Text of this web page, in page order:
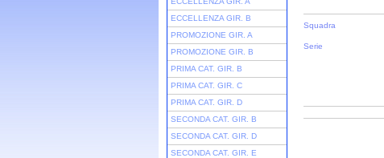
ECCELLENZA GIR. B
PROMOZIONE GIR. A
PROMOZIONE GIR. B
PRIMA CAT. GIR. B
PRIMA CAT. GIR. C
PRIMA CAT. GIR. D
SECONDA CAT. GIR. B
SECONDA CAT. GIR. D
SECONDA CAT. GIR. E
Squadra
Serie